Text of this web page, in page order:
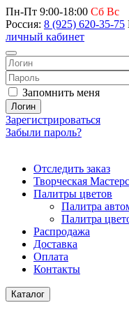
Пн-Пт 9:00-18:00 Сб Вс
Россия: 8 (925) 620-35-75
личный кабинет
Запомнить меня
Логин
Зарегистрироваться
Забыли пароль?
Отследить заказ
Творческая
Палитры цветов
Палитра
Палитра
Распродажа
Доставка
Оплата
Контакты
Каталог